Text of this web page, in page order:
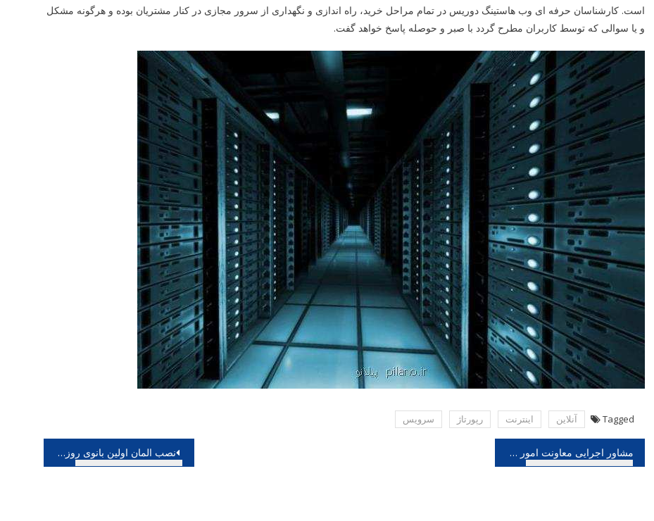
است. کارشناسان حرفه ای وب هاستینگ دوریس در تمام مراحل خرید، راه اندازی و نگهداری از سرور مجازی در کنار مشتریان بوده و هرگونه مشکل
و یا سوالی که توسط کاربران مطرح گردد با صبر و حوصله پاسخ خواهد گفت.
Tagged آنلاین اینترنت رپورتاژ سرویس
راهبری
نصب المان اولین بانوی روزنامه نگار ایران مشاور اجرایی معاونت امور هنری خبر داد؛ حمایت ۱۰ میلیاردی از هنر استان ها در سال ۹۷